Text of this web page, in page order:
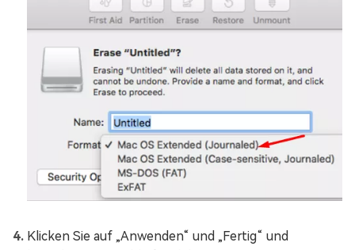
Klicken Sie auf „Anwenden“ und „Fertig“ und